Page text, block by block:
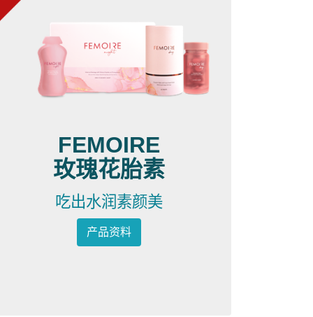
FEMOIRE
玫瑰花胎素
吃出水润素颜美
产品资料